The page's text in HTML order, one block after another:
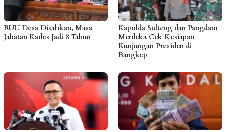
RUU Desa Disahkan, Masa
Jabatan Kades Jadi 8 Tahun
Kapolda Sulteng dan Pangdam
Merdeka Cek Kesiapan
Kunjungan Presiden di
Bangkep